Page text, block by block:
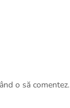
o să comentez.